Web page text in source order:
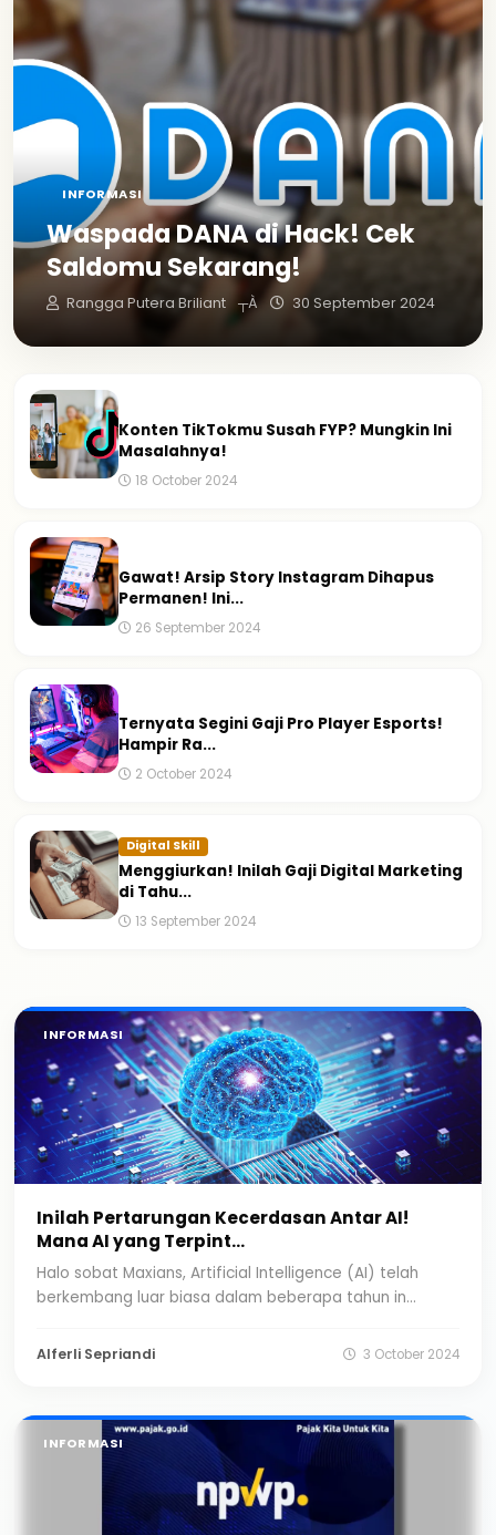
INFORMASI
Waspada DANA di Hack! Cek
Saldomu Sekarang!
Rangga Putera Briliant ┬À 30 September 2024
Konten TikTokmu Susah FYP? Mungkin Ini
Masalahnya!
18 October 2024
Gawat! Arsip Story Instagram Dihapus
Permanen! Ini...
26 September 2024
Ternyata Segini Gaji Pro Player Esports!
Hampir Ra...
2 October 2024
Digital Skill
Menggiurkan! Inilah Gaji Digital Marketing
di Tahu...
13 September 2024
INFORMASI
Inilah Pertarungan Kecerdasan Antar AI!
Mana AI yang Terpint...
Halo sobat Maxians, Artificial Intelligence (AI) telah
berkembang luar biasa dalam beberapa tahun in...
Alferli Sepriandi 3 October 2024
INFORMASI